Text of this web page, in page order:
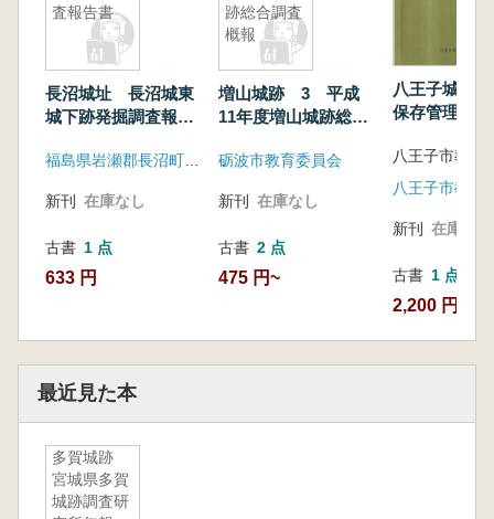
査報告書
長沼城址 長沼城東
城下跡発掘調査報告
新刊 在庫なし
古書 1 点
633 円
跡総合調査
概報
増山城跡 3 平成
11年度増山城跡総合
砺波市教育委員会
新刊 在庫なし
古書 2 点
475 円~
八王子城跡
保存管理計
八王子市教育
新刊 在庫なし
古書 1 点
2,200 円
最近見た本
多賀城跡
宮城県多賀
城跡調査研